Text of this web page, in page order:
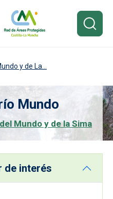
y de La...
Mundo
Mundo y de la Sima
de interés